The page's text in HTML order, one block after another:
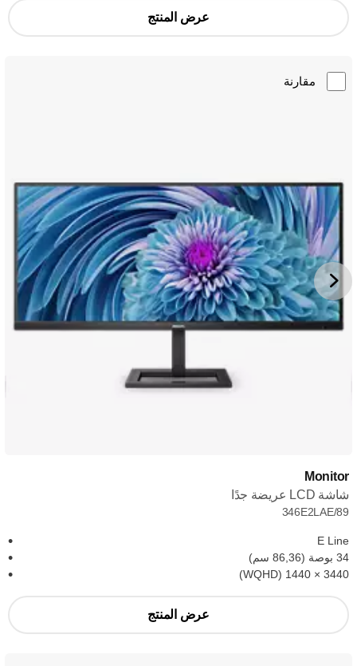
عرض المنتج
مقارنة
Monitor
شاشة LCD عريضة جدًا
346E2LAE/89
E Line
34 بوصة (86,36 سم)
3440‏ × 1440 (WQHD)
عرض المنتج